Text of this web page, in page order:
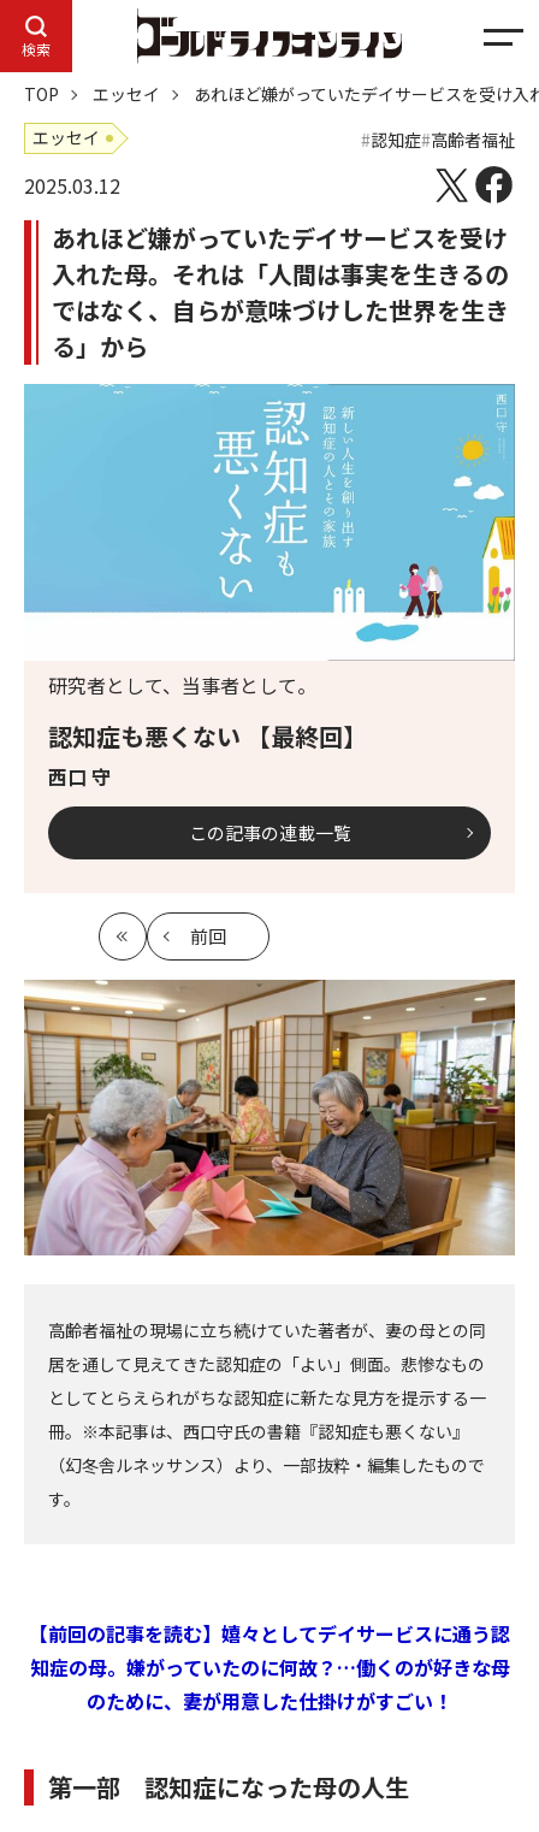
検索
メ
ニ
ュ
ー
TOP エッセイ
あれほど嫌がっていたデイサービスを受け
エッセイ
認知症 高齢者福祉
2025.03.12
あれほど嫌がっていたデイサービスを受け
入れた母。それは「人間は事実を生きるの
ではなく、自らが意味づけした世界を生き
る」から
認知症も悪くない 【最終回】
西口 守
研究者として、当事者として。
この記事の連載一覧
最
初
前回
記
事
へ
高齢者福祉の現場に立ち続けていた著者が、妻の母との同
居を通して見えてきた認知症の「よい」側面。悲惨なもの
としてとらえられがちな認知症に新たな見方を提示する一
冊。※本記事は、西口守氏の書籍『認知症も悪くない』
（幻冬舎ルネッサンス）より、一部抜粋・編集したもので
す。
【前回の記事を読む】嬉々としてデイサービスに通う認
知症の母。嫌がっていたのに何故？…働くのが好きな母
のために、妻が用意した仕掛けがすごい！
第一部 認知症になった母の人生